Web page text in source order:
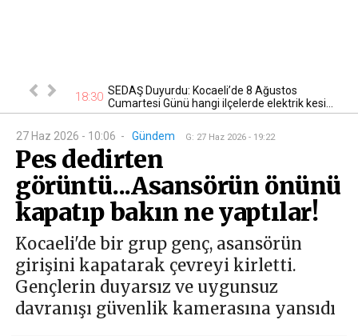
18:30 SEDAŞ Duyurdu: Kocaeli’de 8 Ağustos
Cumartesi Günü hangi ilçelerde elektrik kesi...
27 Haz 2026 - 10:06 - Gündem G: 27 Haz 2026 - 19:22
Pes dedirten
görüntü...Asansörün önünü
kapatıp bakın ne yaptılar!
Kocaeli'de bir grup genç, asansörün
girişini kapatarak çevreyi kirletti.
Gençlerin duyarsız ve uygunsuz
davranışı güvenlik kamerasına yansıdı